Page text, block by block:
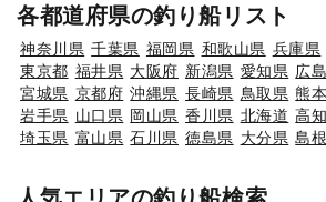
各都道府県の釣り船リスト
神奈川県 千葉県 福岡県 和歌山県 兵庫県
東京都 福井県 大阪府 新潟県 愛知県 広
宮城県 京都府 沖縄県 長崎県 鳥取県 熊
岩手県 山口県 岡山県 香川県 北海道 高
埼玉県 富山県 石川県 徳島県 大分県 島
人気エリアの釣り船検索